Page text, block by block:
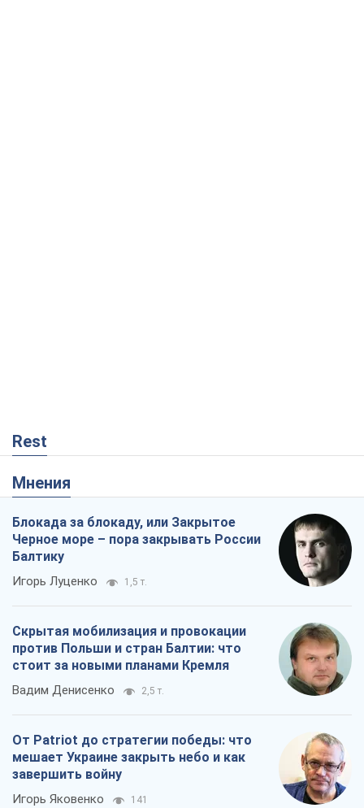
Rest
Мнения
Блокада за блокаду, или Закрытое
Черное море – пора закрывать России
Балтику
Игорь Луценко 1,5 т.
Скрытая мобилизация и провокации
против Польши и стран Балтии: что
стоит за новыми планами Кремля
Вадим Денисенко 2,5 т.
От Patriot до стратегии победы: что
мешает Украине закрыть небо и как
завершить войну
Игорь Яковенко 141